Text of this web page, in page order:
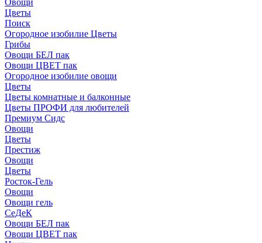
Овощи
Цветы
Поиск
Огородное изобилие Цветы
Грибы
Овощи БЕЛ пак
Овощи ЦВЕТ пак
Огородное изобилие овощи
Цветы
Цветы комнатные и балконные
Цветы ПРОФИ для любителей
Премиум Сидс
Овощи
Цветы
Престиж
Овощи
Цветы
Росток-Гель
Овощи
Овощи гель
СеДеК
Овощи БЕЛ пак
Овощи ЦВЕТ пак